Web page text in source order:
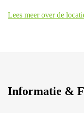
Lees meer over de
Informatie &